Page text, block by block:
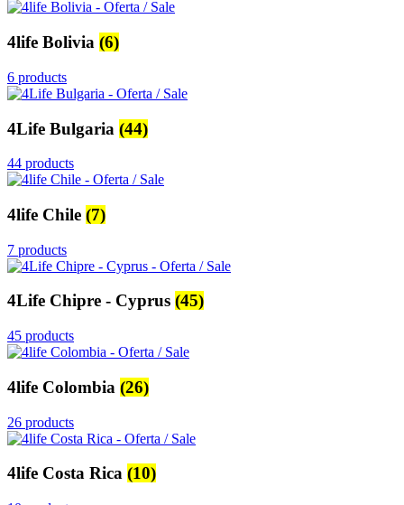
4life Bolivia (6)
6 products
4Life Bulgaria (44)
44 products
4life Chile (7)
7 products
4Life Chipre - Cyprus (45)
45 products
4life Colombia (26)
26 products
4life Costa Rica (10)